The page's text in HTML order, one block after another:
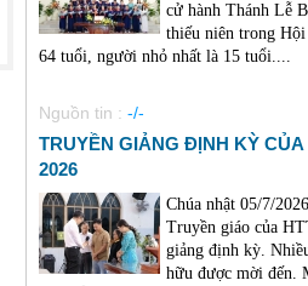
cử hành Thánh Lễ
thiếu niên trong
64 tuổi, người nhỏ nhất là 15 tuổi....
Nguồn tin : -/-
TRUYỀN GIẢNG ĐỊNH KỲ
2026
Chúa nhật 05/7/
Truyền giáo của
giảng định kỳ.
hữu được mời đến.